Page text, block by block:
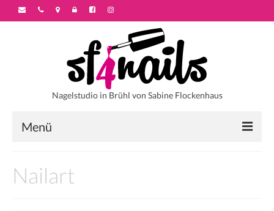
Nagelstudio in Brühl von Sabine Flockenhaus
Menü
Über sf4nails
Nailart